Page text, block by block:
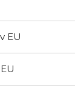
EU